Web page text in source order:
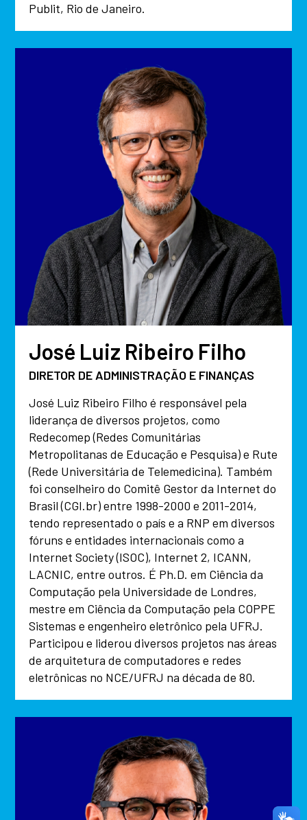
Publit, Rio de Janeiro.
José Luiz Ribeiro Filho
DIRETOR DE ADMINISTRAÇÃO E FINANÇAS
José Luiz Ribeiro Filho é responsável pela
liderança de diversos projetos, como
Redecomep (Redes Comunitárias
Metropolitanas de Educação e Pesquisa) e Rute
(Rede Universitária de Telemedicina). Também
foi conselheiro do Comitê Gestor da Internet do
Brasil (CGI.br) entre 1998-2000 e 2011-2014,
tendo representado o país e a RNP em diversos
fóruns e entidades internacionais como a
Internet Society (ISOC), Internet 2, ICANN,
LACNIC, entre outros. É Ph.D. em Ciência da
Computação pela Universidade de Londres,
mestre em Ciência da Computação pela COPPE
Sistemas e engenheiro eletrônico pela UFRJ.
Participou e liderou diversos projetos nas áreas
de arquitetura de computadores e redes
eletrônicas no NCE/UFRJ na década de 80.